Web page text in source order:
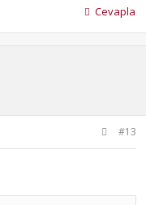
Cevapla
#13